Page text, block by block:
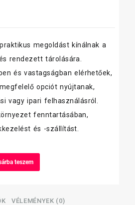
megoldást kínálnak a
rendezett tárolására.
és vastagságban elérhetőek,
opciót nyújtanak,
vagy ipari felhasználásról.
fenntartásában,
és -szállítást.
teszem
VÉLEMÉNYEK (0)